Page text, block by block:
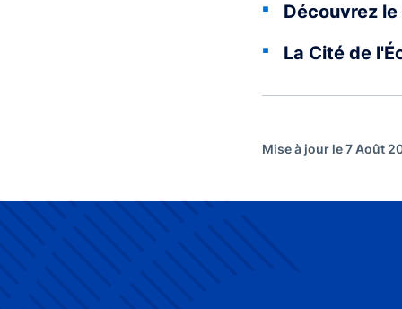
Découvrez
La Cité de
Mise à jour le 7 Août